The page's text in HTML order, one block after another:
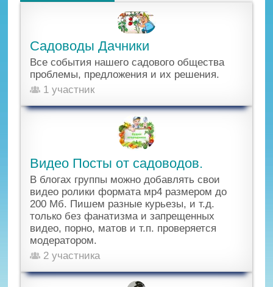
Садоводы Дачники
Все события нашего садового общества
проблемы, предложения и их решения.
1 участник
Видео Посты от садоводов.
В блогах группы можно добавлять свои
видео ролики формата мр4 размером до
200 Мб. Пишем разные курьезы, и т.д.
только без фанатизма и запрещенных
видео, порно, матов и т.п. проверяется
модератором.
2 участника